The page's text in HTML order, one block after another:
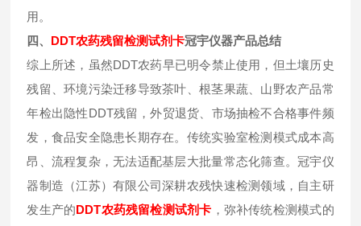
用。
四、 DDT农药残留检测试剂卡冠宇仪器产品总结
综上所述，虽然DDT农药早已明令禁止使用，但土壤历史
残留、环境污染迁移导致茶叶、根茎果蔬、山野农产品常
年检出隐性DDT残留，外贸退货、市场抽检不合格事件频
发，食品安全隐患长期存在。传统实验室检测模式成本高
昂、流程复杂，无法适配基层大批量常态化筛查。冠宇仪
器制造（江苏）有限公司深耕农残快速检测领域，自主研
发生产的DDT农药残留检测试剂卡 ，弥补传统检测模式的